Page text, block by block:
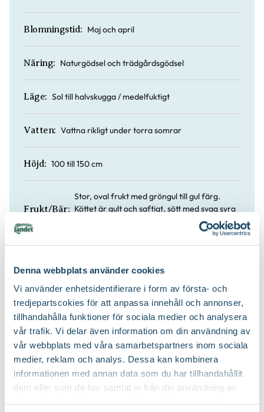
Denna webbplats använder cookies
Vi använder enhetsidentifierare i form av första- och
tredjepartscokies för att anpassa innehåll och annonser,
tillhandahålla funktioner för sociala medier och analysera
vår trafik. Vi delar även information om din användning av
vår webbplats med våra samarbetspartners inom sociala
medier, reklam och analys. Dessa kan kombinera
informationen med annan data som du har tillhandahållit
dem eller som de har samlat in från din användning av
Blomningstid: Maj och april
Näring: Naturgödsel och trädgårdsgödsel
Läge: Sol till halvskugga / medelfuktigt
Vatten: Vattna rikligt under torra somrar
Höjd: 100 till 150 cm
Frukt/Bär:
Stor, oval frukt med gröngul till gul färg.
Köttet är gult och saftigt, sött med svag syra
Fruktkött smak: Sötsyrlig
Mognadtid: Augusti och september
Frukt förvaring: Kan förvaras en kortare tid
Doft: Nej